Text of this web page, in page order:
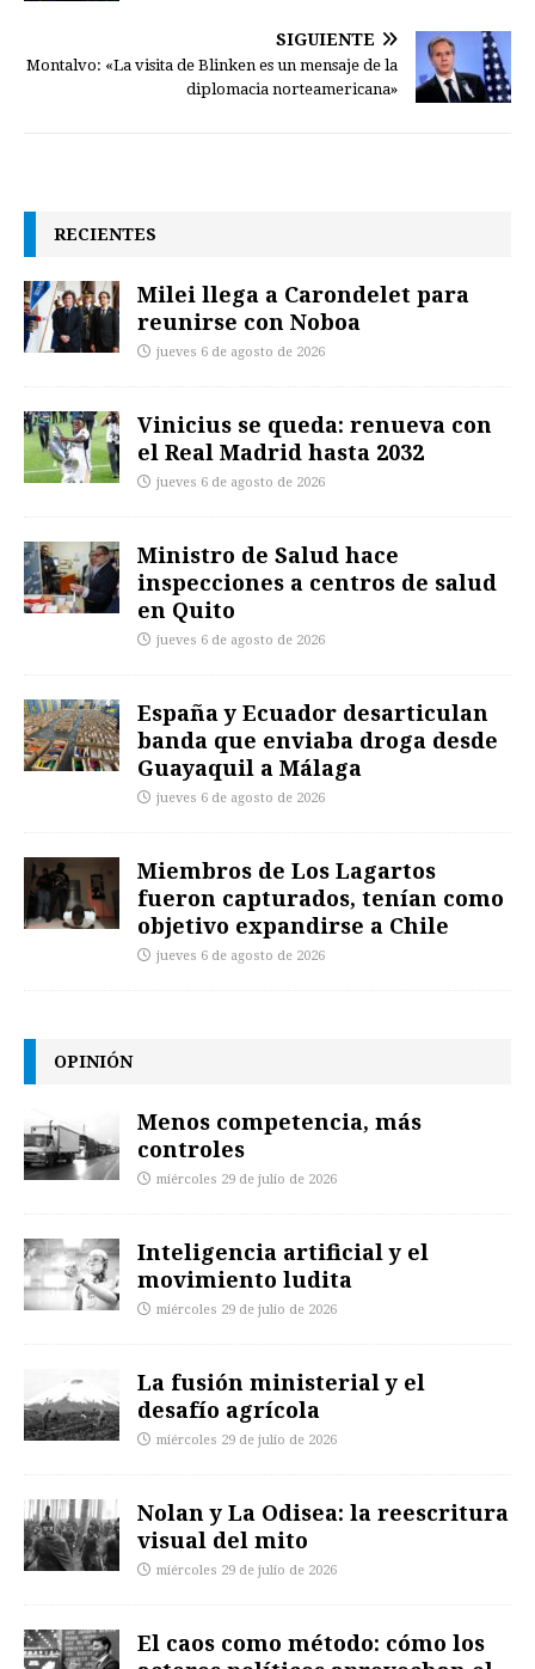
SIGUIENTE
Montalvo: «La visita de Blinken es un mensaje de la
diplomacia norteamericana»
RECIENTES
Milei llega a Carondelet para
reunirse con Noboa
jueves 6 de agosto de 2026
Vinicius se queda: renueva con
el Real Madrid hasta 2032
jueves 6 de agosto de 2026
Ministro de Salud hace
inspecciones a centros de salud
en Quito
jueves 6 de agosto de 2026
España y Ecuador desarticulan
banda que enviaba droga desde
Guayaquil a Málaga
jueves 6 de agosto de 2026
Miembros de Los Lagartos
fueron capturados, tenían como
objetivo expandirse a Chile
jueves 6 de agosto de 2026
OPINIÓN
Menos competencia, más
controles
miércoles 29 de julio de 2026
Inteligencia artificial y el
movimiento ludita
miércoles 29 de julio de 2026
La fusión ministerial y el
desafío agrícola
miércoles 29 de julio de 2026
Nolan y La Odisea: la reescritura
visual del mito
miércoles 29 de julio de 2026
El caos como método: cómo los